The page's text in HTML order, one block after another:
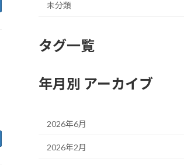
未分類
タグ一覧
年月別 アーカイブ
2026年6月
2026年2月